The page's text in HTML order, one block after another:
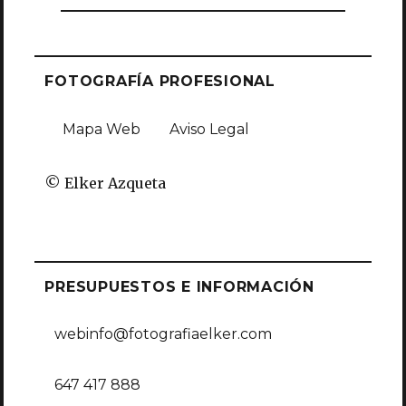
FOTOGRAFÍA PROFESIONAL
Mapa Web Aviso Legal
© Elker Azqueta
PRESUPUESTOS E INFORMACIÓN
webinfo@fotografiaelker.com
647 417 888